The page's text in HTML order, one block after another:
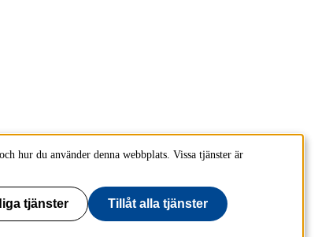
hur du använder denna webbplats. Vissa tjänster är
tjänster Tillåt alla tjänster